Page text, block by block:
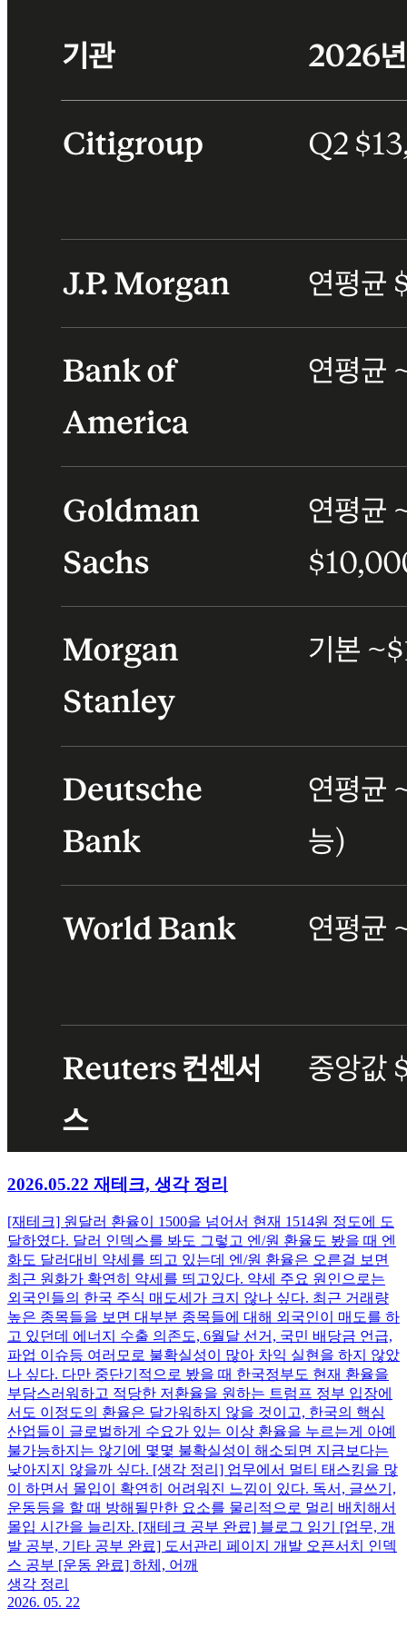
2026.05.22 재테크, 생각 정리
[재테크] 원달러 환율이 1500을 넘어서 현재 1514원 정도에 도
달하였다. 달러 인덱스를 봐도 그렇고 엔/원 환율도 봤을 때 엔
화도 달러대비 약세를 띄고 있는데 엔/원 환율은 오른걸 보면
최근 원화가 확연히 약세를 띄고있다. 약세 주요 원인으로는
외국인들의 한국 주식 매도세가 크지 않나 싶다. 최근 거래량
높은 종목들을 보면 대부분 종목들에 대해 외국인이 매도를 하
고 있던데 에너지 수출 의존도, 6월달 선거, 국민 배당금 언급,
파업 이슈등 여러모로 불확실성이 많아 차익 실현을 하지 않았
나 싶다. 다만 중단기적으로 봤을 때 한국정부도 현재 환율을
부담스러워하고 적당한 저환율을 원하는 트럼프 정부 입장에
서도 이정도의 환율은 달가워하지 않을 것이고, 한국의 핵심
산업들이 글로벌하게 수요가 있는 이상 환율을 누르는게 아예
불가능하지는 않기에 몇몇 불확실성이 해소되면 지금보다는
낮아지지 않을까 싶다. [생각 정리] 업무에서 멀티 태스킹을 많
이 하면서 몰입이 확연히 어려워진 느낌이 있다. 독서, 글쓰기,
운동등을 할 때 방해될만한 요소를 물리적으로 멀리 배치해서
몰입 시간을 늘리자. [재테크 공부 완료] 블로그 읽기 [업무, 개
발 공부, 기타 공부 완료] 도서관리 페이지 개발 오픈서치 인덱
스 공부 [운동 완료] 하체, 어깨
생각 정리
2026. 05. 22